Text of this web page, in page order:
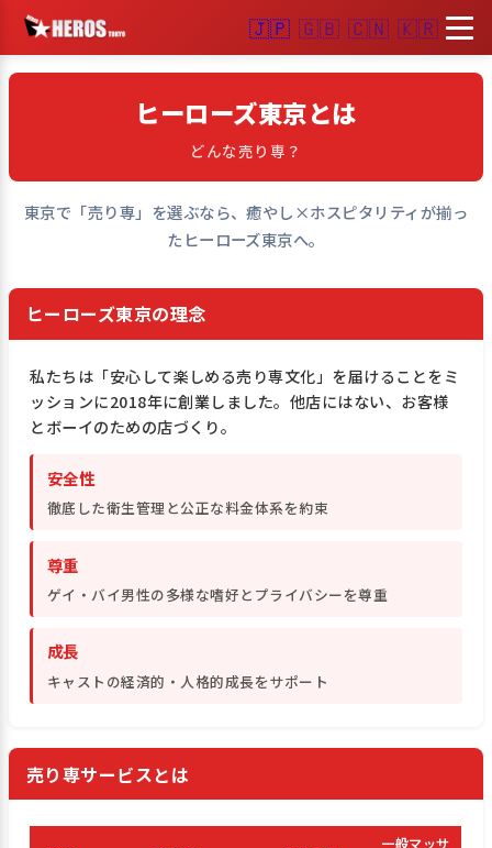
🇯🇵 🇬🇧 🇨🇳 🇰🇷
ヒーローズ東京とは
どんな売り専？
東京で「売り専」を選ぶなら、癒やし×ホスピタリティが揃っ
たヒーローズ東京へ。
ヒーローズ東京の理念
私たちは「安心して楽しめる売り専文化」を届けることをミ
ッションに2018年に創業しました。他店にはない、お客様
とボーイのための店づくり。
安全性
徹底した衛生管理と公正な料金体系を約束
尊重
ゲイ・バイ男性の多様な嗜好とプライバシーを尊重
成長
キャストの経済的・人格的成長をサポート
売り専サービスとは
一般マッサ